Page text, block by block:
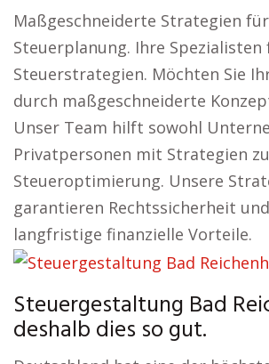
Maßgeschneiderte Strategien
Steuerplanung. Ihre
Steuerstrategien. Möchten Sie
durch maßgeschneiderte
Unser Team hilft sowohl
Privatpersonen mit Strategien
Steueroptimierung. Unsere
garantieren Rechtssicherheit
langfristige finanzielle Vorteile.
Steuergestaltung Bad
deshalb dies so gut.